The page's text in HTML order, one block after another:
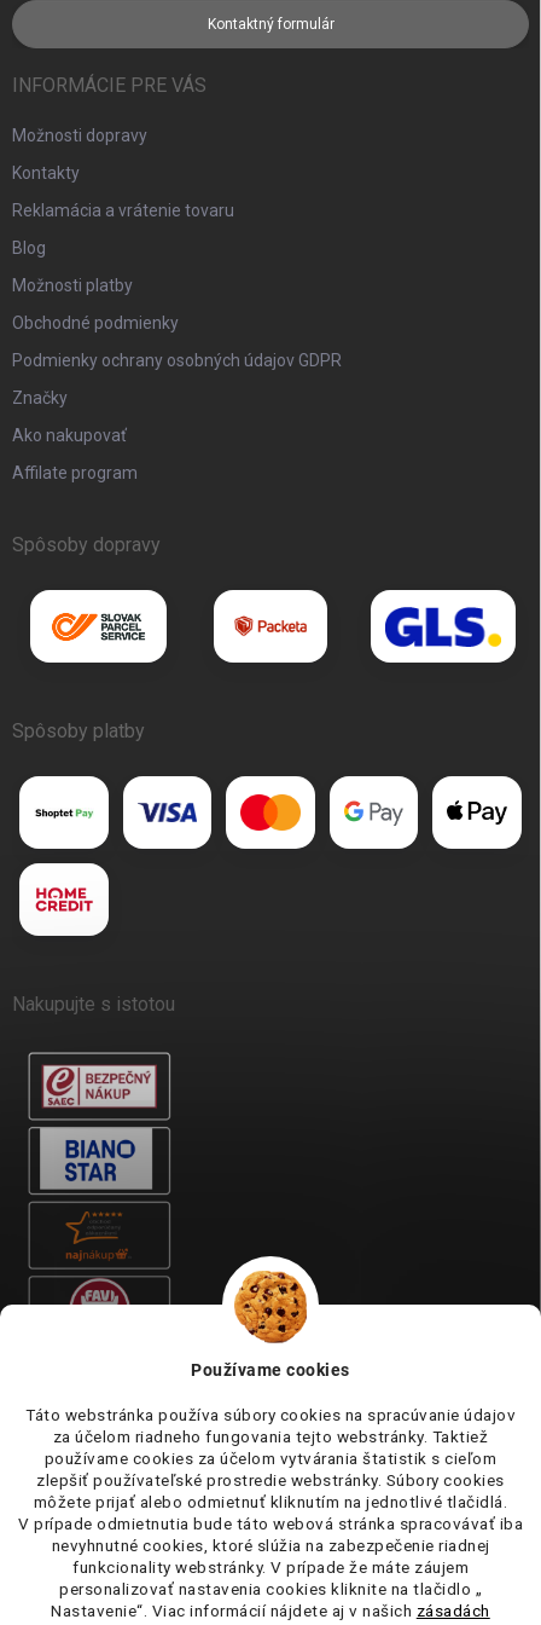
Používame cookies
Táto webstránka používa súbory cookies na spracúvanie údajov
za účelom riadneho fungovania tejto webstránky. Taktiež
používame cookies za účelom vytvárania štatistik s cieľom
zlepšiť používateľské prostredie webstránky. Súbory cookies
môžete prijať alebo odmietnuť kliknutím na jednotlivé tlačidlá.
V prípade odmietnutia bude táto webová stránka spracovávať iba
nevyhnutné cookies, ktoré slúžia na zabezpečenie riadnej
funkcionality webstránky. V prípade že máte záujem
personalizovať nastavenia cookies kliknite na tlačidlo „
Nastavenie“. Viac informácií nájdete aj v našich zásadách
Kontaktný formulár
INFORMÁCIE PRE VÁS
Možnosti dopravy
Kontakty
Reklamácia a vrátenie tovaru
Blog
Možnosti platby
Obchodné podmienky
Podmienky ochrany osobných údajov GDPR
Značky
Ako nakupovať
Affilate program
Spôsoby dopravy
Spôsoby platby
Nakupujte s istotou